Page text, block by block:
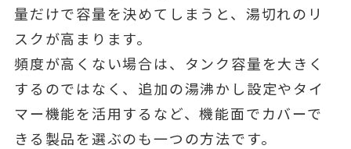
量だけで容量を決めてしまうと、湯切れのリ
スクが高まります。
頻度が高くない場合は、タンク容量を大きく
するのではなく、追加の湯沸かし設定やタイ
マー機能を活用するなど、機能面でカバーで
きる製品を選ぶのも一つの方法です。